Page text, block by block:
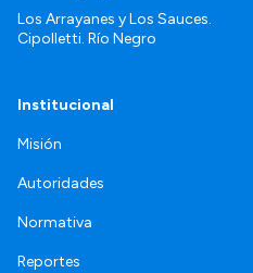
Los Arrayanes y Los Sauces.
Cipolletti. Río Negro
Institucional
Misión
Autoridades
Normativa
Reportes